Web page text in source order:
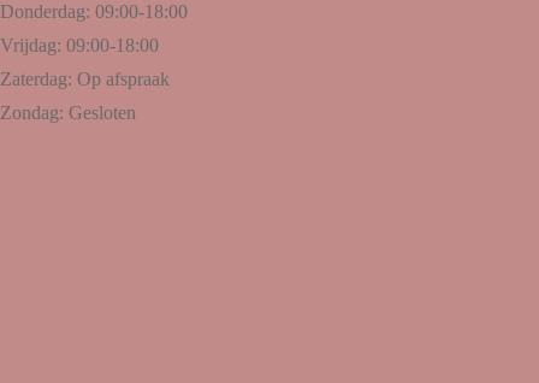
Donderdag: 09:00-18:00
Vrijdag: 09:00-18:00
Zaterdag: Op afspraak
Zondag: Gesloten